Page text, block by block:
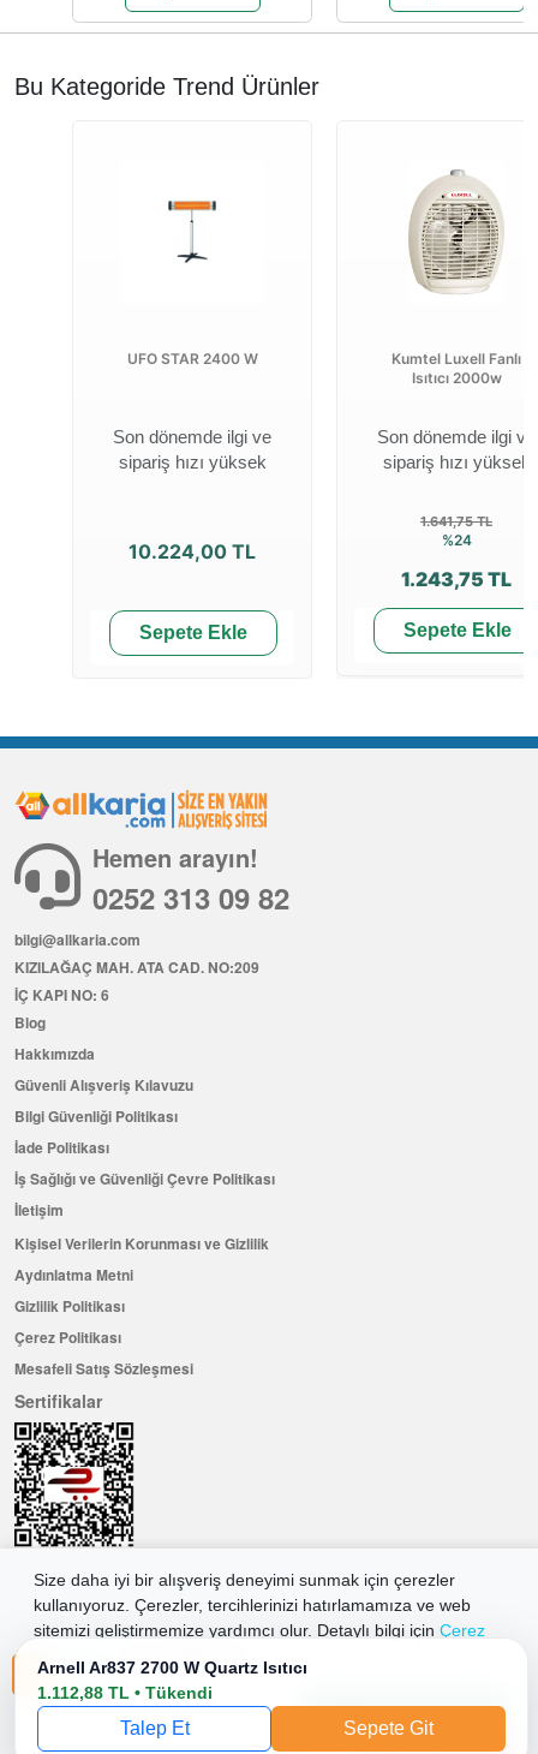
Bu Kategoride Trend Ürünler
UFO STAR 2400 W
Son dönemde ilgi ve
sipariş hızı yüksek
10.224,00 TL
Sepete Ekle
Kumtel Luxell Fanlı
Isıtıcı 2000w
Son dönemde ilgi ve
sipariş hızı yüksek
1.641,75 TL
%24
1.243,75 TL
Sepete Ekle
Arnell Ar837 2700 W Quartz Isıtıcı
1.112,88 TL • Tükendi
Talep Et Sepete Git
Size daha iyi bir alışveriş deneyimi sunmak için çerezler
kullanıyoruz. Çerezler, tercihlerinizi hatırlamamıza ve web
sitemizi geliştirmemize yardımcı olur. Detaylı bilgi için Çerez
Tüm Çerezleri Kabul Et
Hemen arayın!
0252 313 09 82
bilgi@allkaria.com
KIZILAĞAÇ MAH. ATA CAD. NO:209
İÇ KAPI NO: 6
Blog
Hakkımızda
Güvenli Alışveriş Kılavuzu
Bilgi Güvenliği Politikası
İade Politikası
İş Sağlığı ve Güvenliği Çevre Politikası
İletişim
Kişisel Verilerin Korunması ve Gizlilik
Aydınlatma Metni
Gizlilik Politikası
Çerez Politikası
Mesafeli Satış Sözleşmesi
Sertifikalar
Hemen Üye Olun ...ve 100 ₺ değerinde indirim kuponu kazanın
Üye Ol
2026 Allkaria Elektronik Tic. A.Ş. Her Hakkı Saklıdır.